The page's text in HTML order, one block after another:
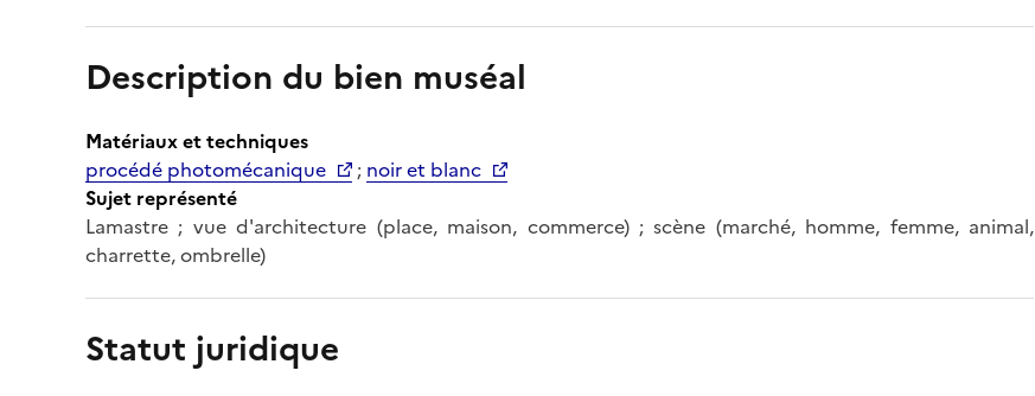
Description du bien muséal
Matériaux et techniques
procédé photomécanique
; noir et blanc
Sujet représenté
Lamastre ; vue d'architecture (place, maison, commerce) ; scène (marché, homme, femme, animal,
charrette, ombrelle)
Statut juridique